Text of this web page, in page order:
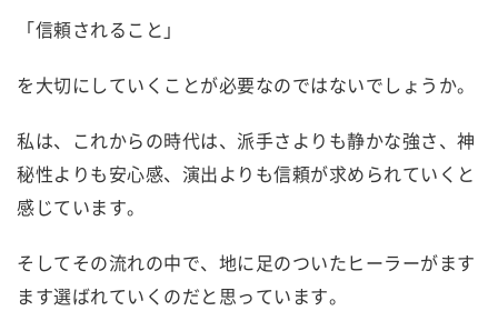
「信頼されること」
を大切にしていくことが必要なのではないでしょうか。
私は、これからの時代は、派手さよりも静かな強さ、神
秘性よりも安心感、演出よりも信頼が求められていくと
感じています。
そしてその流れの中で、地に足のついたヒーラーがます
ます選ばれていくのだと思っています。